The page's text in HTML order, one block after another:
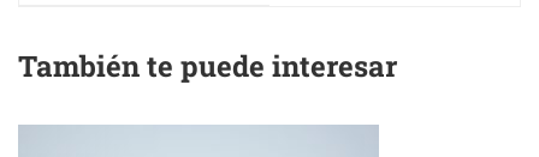
También te puede interesar